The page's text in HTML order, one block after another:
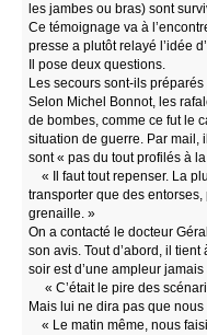
les jambes ou bras) sont
Ce témoignage va à
presse a plutôt relayé l’idée
Il pose deux questions.
Les secours sont-ils
Selon Michel Bonnot, les
de bombes, comme ce fut le
situation de guerre. Par mail,
sont « pas du tout profilés à
« Il faut tout repenser. La
transporter que des
grenaille. »
On a contacté le docteur
son avis. Tout d’abord, il
soir est d’une ampleur jamais
« C’était le pire des
Mais lui ne dira pas que
« Le matin même, nous